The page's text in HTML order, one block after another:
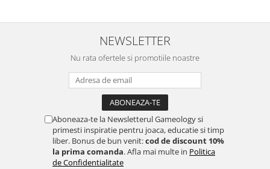
NEWSLETTER
Nu rata ofertele si promotiile noastre
Aboneaza-te la Newsletterul Gameology si
primesti inspiratie pentru joaca, educatie si timp
liber. Bonus de bun venit:cod de discount 10%
la prima comanda. Afla mai multe in Politica
de Confidentialitate